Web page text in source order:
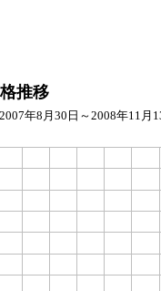
推移
年8月30日～2008年11月